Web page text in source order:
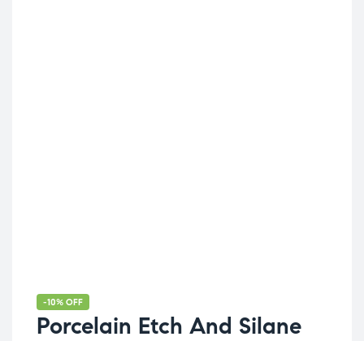
-10% OFF
Porcelain Etch And Silane